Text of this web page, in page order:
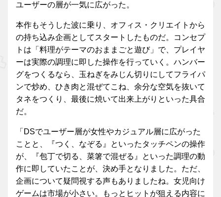
ユーザーの層が一気に広がった。
本作もそうした波に乗り、オフィス・クリエイトから
の持ち込み企画としてスタートしたものだ。コンセプ
トは「料理がテーマのおままごと遊び」で、プレイヤ
ーは実際の調理に即した操作を行っていく。ハンバー
グをつくるなら、玉ねぎをみじん切りにしてフライパ
ンで炒め、ひき肉と混ぜてこね、余分な空気を抜いて
タネをつくり、最後に焼いて出来上がりといった具合
だ。
「DSでユーザー層が女性やカジュアル層に広がった
ことと、『つく、なぞる』といったタッチペンの操作
が、『包丁で切る、菜箸で混ぜる』といった調理の動
作に即していたことが、決め手となりました。ただ、
企画について疑問視する声もありましたね。女児向け
ゲームは市場が小さい。もっとヒットが狙える内容に